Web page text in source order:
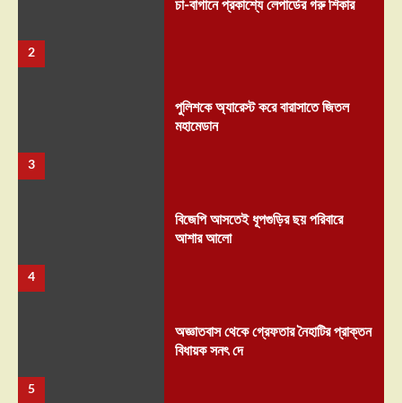
2
চা-বাগানে প্রকাশ্যে লেপার্ডের গরু শিকার
3
পুলিশকে অ্যারেস্ট করে বারাসাতে জিতল
মহামেডান
4
বিজেপি আসতেই ধূপগুড়ির ছয় পরিবারে
আশার আলো
5
অজ্ঞাতবাস থেকে গ্রেফতার নৈহাটির প্রাক্তন
বিধায়ক সনৎ দে